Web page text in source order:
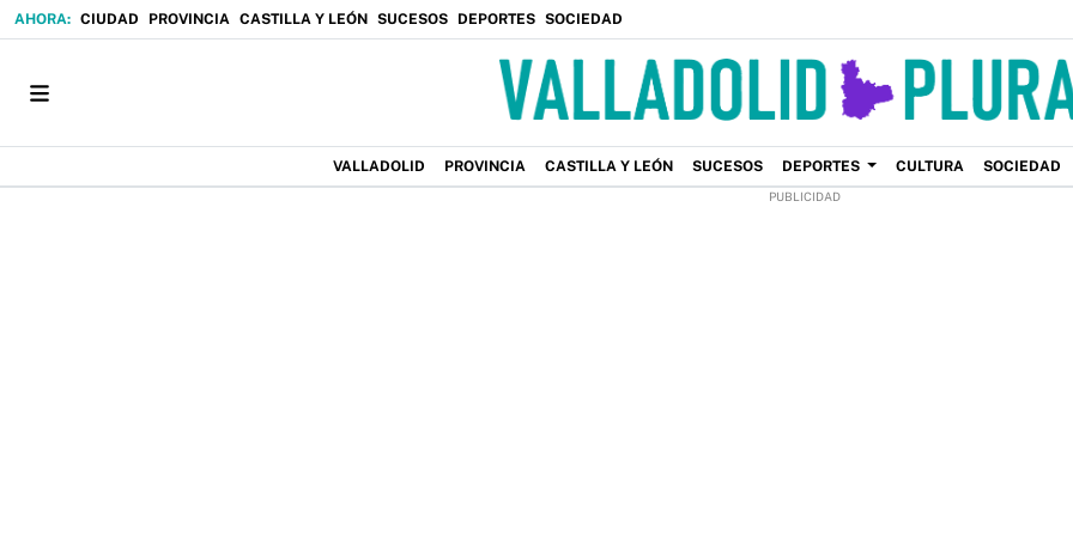
CIUDAD PROVINCIA CASTILLA Y LEÓN SUCESOS DEPORTES SOCIEDAD
VALLADOLID PROVINCIA CASTILLA Y LEÓN SUCESOS DEPORTES CULTURA SOCIEDAD